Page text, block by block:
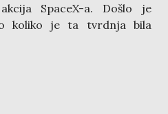
SpaceX-a. Došlo je
koliko je ta tvrdnja bila